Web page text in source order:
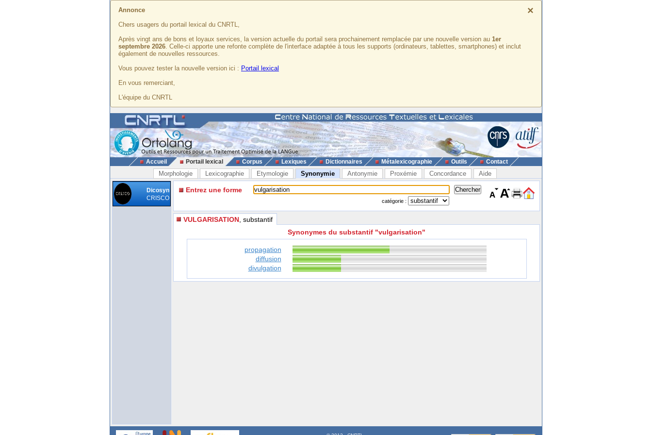
×
Annonce
Chers usagers du portail lexical du CNRTL,
Après vingt ans de bons et loyaux services, la version actuelle du portail sera prochainement remplacée par une nouvelle version au 1er
septembre 2026. Celle-ci apporte une refonte complète de l'interface adaptée à tous les supports (ordinateurs, tablettes, smartphones) et inclut
également de nouvelles ressources.
Vous pouvez tester la nouvelle version ici : Portail lexical
En vous remerciant,
L'équipe du CNRTL
Accueil Portail lexical Corpus Lexiques Dictionnaires Métalexicographie Outils Contact
Morphologie Lexicographie Etymologie Synonymie Antonymie Proxémie Concordance Aide
Dicosyn
CRISCO
Entrez une forme
catégorie :
VULGARISATION , substantif
Synonymes du substantif "vulgarisation"
propagation
diffusion
divulgation